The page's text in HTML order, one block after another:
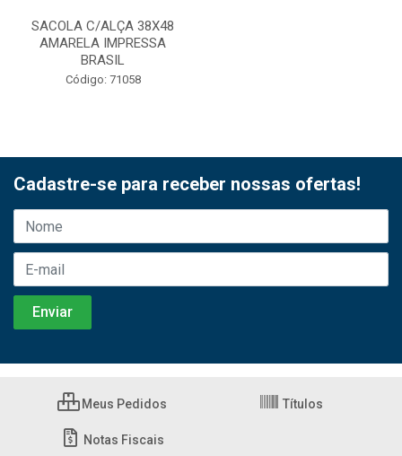
SACOLA C/ALÇA 38X48
AMARELA IMPRESSA
BRASIL
Código: 71058
Cadastre-se para receber nossas ofertas!
Meus Pedidos Títulos
Notas Fiscais